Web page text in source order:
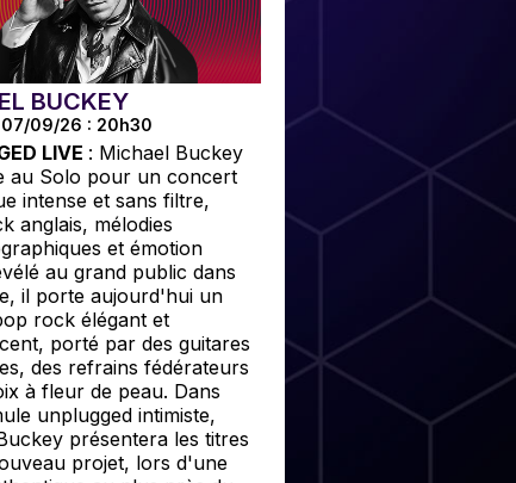
BUCKEY
07/09/26 : 20h30
LIVE : Michael Buckey
au Solo pour un concert
intense et sans filtre,
anglais, mélodies
et émotion
au grand public dans
il porte aujourd'hui un
rock élégant et
porté par des guitares
des refrains fédérateurs
à fleur de peau. Dans
unplugged intimiste,
présentera les titres
projet, lors d'une